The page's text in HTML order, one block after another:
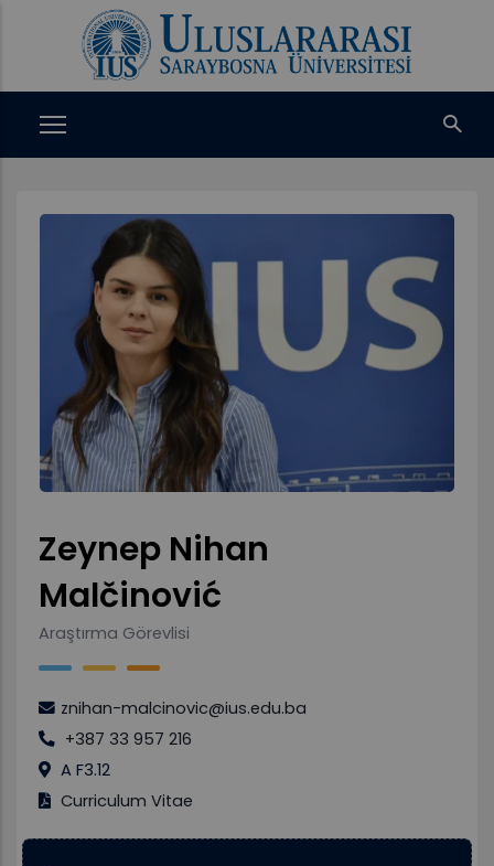
Zeynep Nihan
Malčinović
Araştırma Görevlisi
znihan-malcinovic@ius.edu.ba
+387 33 957 216
A F3.12
Curriculum Vitae